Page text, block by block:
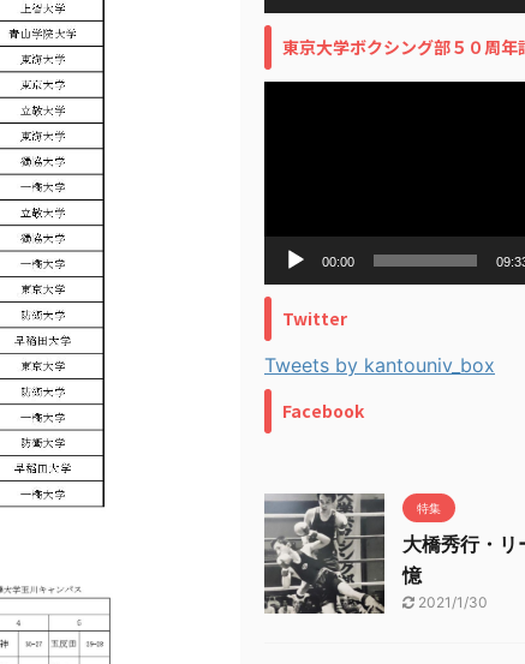
東京大学ボクシング部５０周年
00:00
Twitter
Tweets by kantouniv_box
Facebook
特集
大橋秀行・リ
憶
2021/1/30